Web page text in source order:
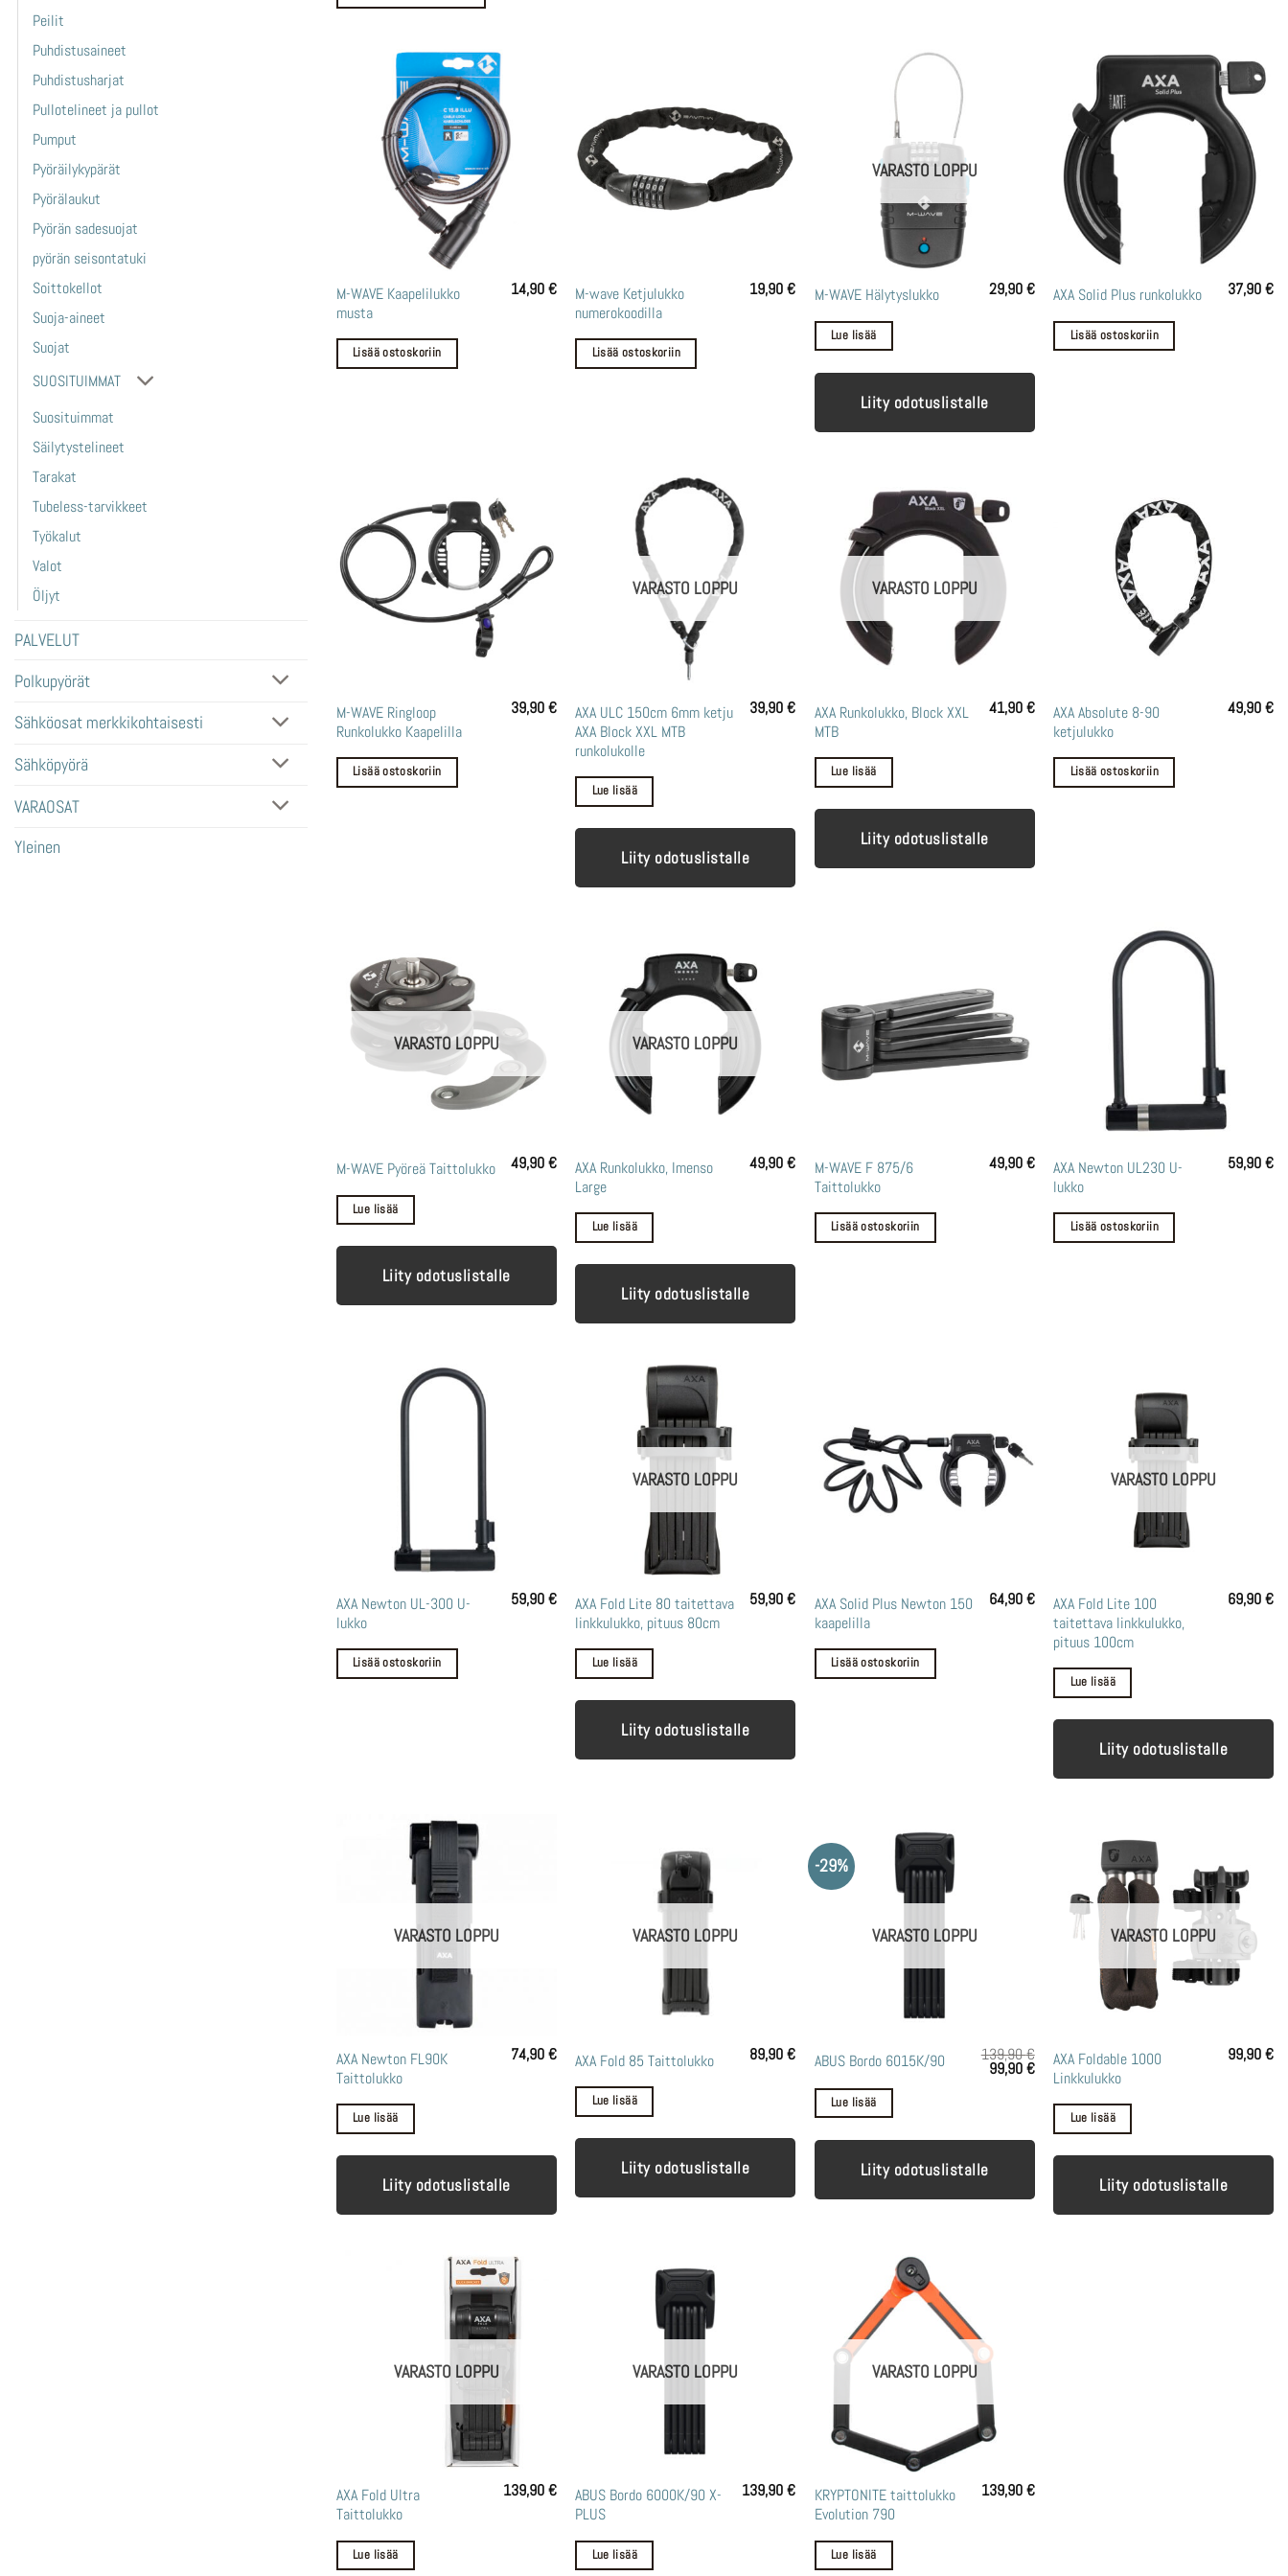
Peilit
Puhdistusaineet
Puhdistusharjat
Pullotelineet ja pullot
Pumput
Pyöräilykypärät
Pyörälaukut
Pyörän sadesuojat
pyörän seisontatuki
Soittokellot
Suoja-aineet
Suojat
SUOSITUIMMAT
Suosituimmat
Säilytystelineet
Tarakat
Tubeless-tarvikkeet
Työkalut
Valot
Öljyt
PALVELUT
Polkupyörät
Sähköosat merkkikohtaisesti
Sähköpyörä
VARAOSAT
Yleinen
valinnat
M-WAVE Kaapelilukko
musta
14,90€
Lisää ostoskoriin
M-wave Ketjulukko
numerokoodilla
19,90€
Lisää ostoskoriin
VARASTO LOPPU
M-WAVE Hälytyslukko 29,90€
Lue lisää
Liity odotuslistalle
AXA Solid Plus runkolukko 37,90€
Lisää ostoskoriin
M-WAVE Ringloop
Runkolukko Kaapelilla
39,90€
Lisää ostoskoriin
VARASTO LOPPU
AXA ULC 150cm 6mm ketju
AXA Block XXL MTB
runkolukolle
39,90€
Lue lisää
Liity odotuslistalle
VARASTO LOPPU
AXA Runkolukko, Block XXL
MTB
41,90€
Lue lisää
Liity odotuslistalle
AXA Absolute 8-90
ketjulukko
49,90€
Lisää ostoskoriin
VARASTO LOPPU
M-WAVE Pyöreä Taittolukko 49,90€
Lue lisää
Liity odotuslistalle
VARASTO LOPPU
AXA Runkolukko, Imenso
Large
49,90€
Lue lisää
Liity odotuslistalle
M-WAVE F 875/6
Taittolukko
49,90€
Lisää ostoskoriin
AXA Newton UL230 U-
lukko
59,90€
Lisää ostoskoriin
AXA Newton UL-300 U-
lukko
59,90€
Lisää ostoskoriin
VARASTO LOPPU
AXA Fold Lite 80 taitettava
linkkulukko, pituus 80cm
59,90€
Lue lisää
Liity odotuslistalle
AXA Solid Plus Newton 150
kaapelilla
64,90€
Lisää ostoskoriin
VARASTO LOPPU
AXA Fold Lite 100
taitettava linkkulukko,
pituus 100cm
69,90€
Lue lisää
Liity odotuslistalle
VARASTO LOPPU
AXA Newton FL90K
Taittolukko
74,90€
Lue lisää
Liity odotuslistalle
VARASTO LOPPU
AXA Fold 85 Taittolukko 89,90€
Lue lisää
Liity odotuslistalle
-29%
VARASTO LOPPU
ABUS Bordo 6015K/90 139,90€
Alkuperäinen
hinta
99,90€Nykyinen
hinta
99,90 €.
Lue lisää
Liity odotuslistalle
VARASTO LOPPU
AXA Foldable 1000
Linkkulukko
99,90€
Lue lisää
Liity odotuslistalle
VARASTO LOPPU
AXA Fold Ultra
Taittolukko
139,90€
Lue lisää
VARASTO LOPPU
ABUS Bordo 6000K/90 X-
PLUS
139,90€
Lue lisää
VARASTO LOPPU
KRYPTONITE taittolukko
Evolution 790
139,90€
Lue lisää